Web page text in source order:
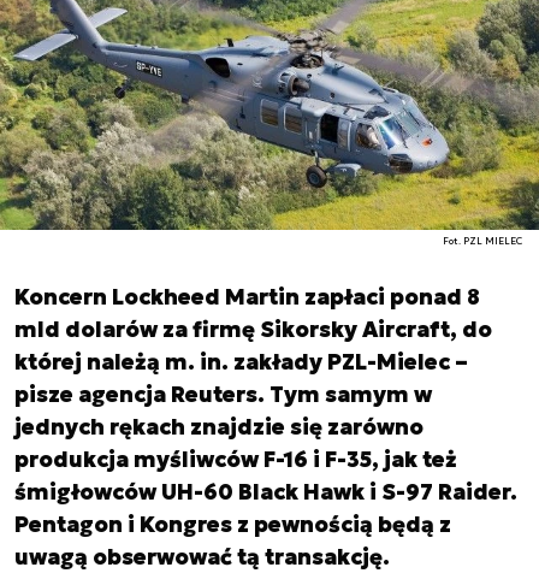
Fot. PZL MIELEC
Koncern Lockheed Martin zapłaci ponad 8
mld dolarów za firmę Sikorsky Aircraft, do
której należą m. in. zakłady PZL-Mielec –
pisze agencja Reuters. Tym samym w
jednych rękach znajdzie się zarówno
produkcja myśliwców F-16 i F-35, jak też
śmigłowców UH-60 Black Hawk i S-97 Raider.
Pentagon i Kongres z pewnością będą z
uwagą obserwować tą transakcję.